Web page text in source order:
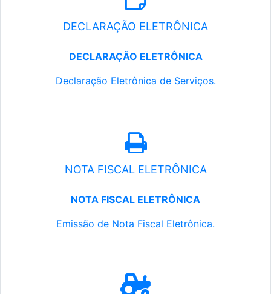
DECLARAÇÃO ELETRÔNICA
DECLARAÇÃO ELETRÔNICA
Declaração Eletrônica de Serviços.
NOTA FISCAL ELETRÔNICA
NOTA FISCAL ELETRÔNICA
Emissão de Nota Fiscal Eletrônica.